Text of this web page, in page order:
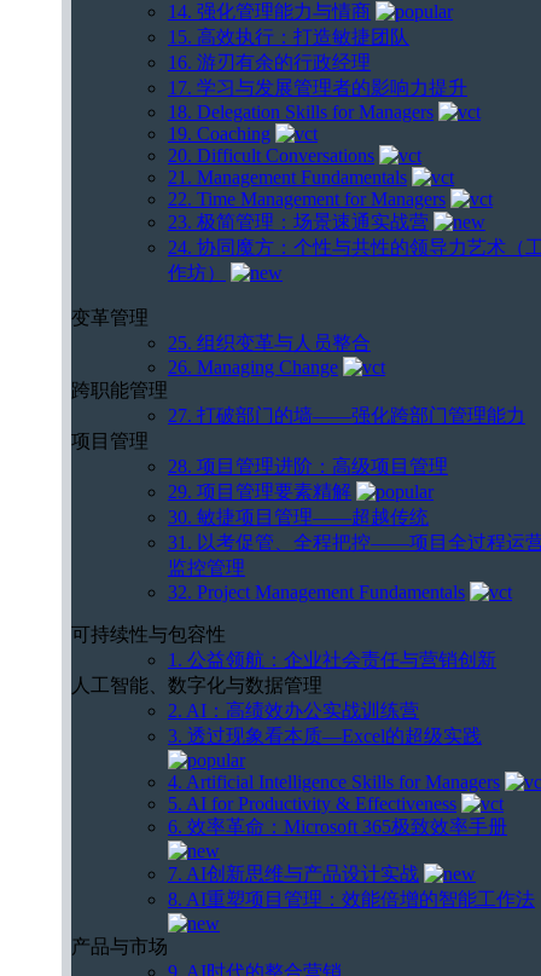
14. 强化管理能力与情商
15. 高效执行：打造敏捷团队
16. 游刃有余的行政经理
17. 学习与发展管理者的影响力提升
18. Delegation Skills for Managers
19. Coaching
20. Difficult Conversations
21. Management Fundamentals
22. Time Management for Managers
23. 极简管理：场景速通实战营
24. 协同魔方：个性与共性的领导力艺术（
作坊）
变革管理
25. 组织变革与人员整合
26. Managing Change
跨职能管理
27. 打破部门的墙——强化跨部门管理能力
项目管理
28. 项目管理进阶：高级项目管理
29. 项目管理要素精解
30. 敏捷项目管理——超越传统
31. 以考促管、全程把控——项目全过程运
监控管理
32. Project Management Fundamentals
可持续性与包容性
1. 公益领航：企业社会责任与营销创新
人工智能、数字化与数据管理
2. AI：高绩效办公实战训练营
3. 透过现象看本质—Excel的超级实践
4. Artificial Intelligence Skills for Managers
5. AI for Productivity & Effectiveness
6. 效率革命：Microsoft 365极致效率手册
7. AI创新思维与产品设计实战
8. AI重塑项目管理：效能倍增的智能工作法
产品与市场
9. AI时代的整合营销